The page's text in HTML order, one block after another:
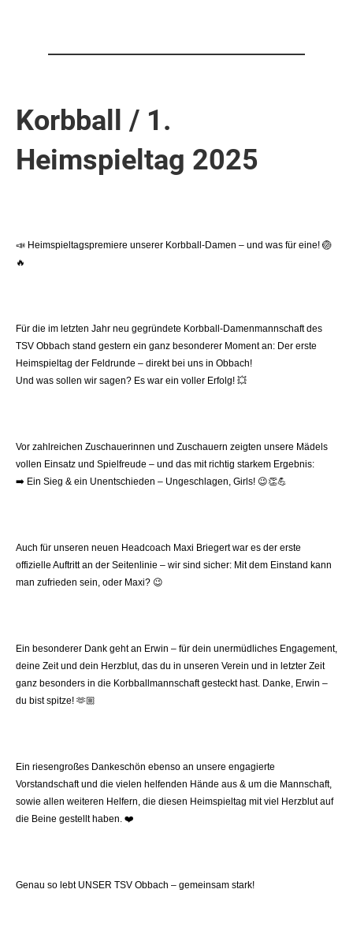
Korbball / 1.
Heimspieltag 2025
📣 Heimspieltagspremiere unserer Korbball-Damen – und was für eine! 🏐
🔥
Für die im letzten Jahr neu gegründete Korbball-Damenmannschaft des
TSV Obbach stand gestern ein ganz besonderer Moment an: Der erste
Heimspieltag der Feldrunde – direkt bei uns in Obbach!
Und was sollen wir sagen? Es war ein voller Erfolg! 💥
Vor zahlreichen Zuschauerinnen und Zuschauern zeigten unsere Mädels
vollen Einsatz und Spielfreude – und das mit richtig starkem Ergebnis:
➡️ Ein Sieg & ein Unentschieden – Ungeschlagen, Girls! 😉👏💪
Auch für unseren neuen Headcoach Maxi Briegert war es der erste
offizielle Auftritt an der Seitenlinie – wir sind sicher: Mit dem Einstand kann
man zufrieden sein, oder Maxi? 😉
Ein besonderer Dank geht an Erwin – für dein unermüdliches Engagement,
deine Zeit und dein Herzblut, das du in unseren Verein und in letzter Zeit
ganz besonders in die Korbballmannschaft gesteckt hast. Danke, Erwin –
du bist spitze! 🫶🏼
Ein riesengroßes Dankeschön ebenso an unsere engagierte
Vorstandschaft und die vielen helfenden Hände aus & um die Mannschaft,
sowie allen weiteren Helfern, die diesen Heimspieltag mit viel Herzblut auf
die Beine gestellt haben. ❤️
Genau so lebt UNSER TSV Obbach – gemeinsam stark!